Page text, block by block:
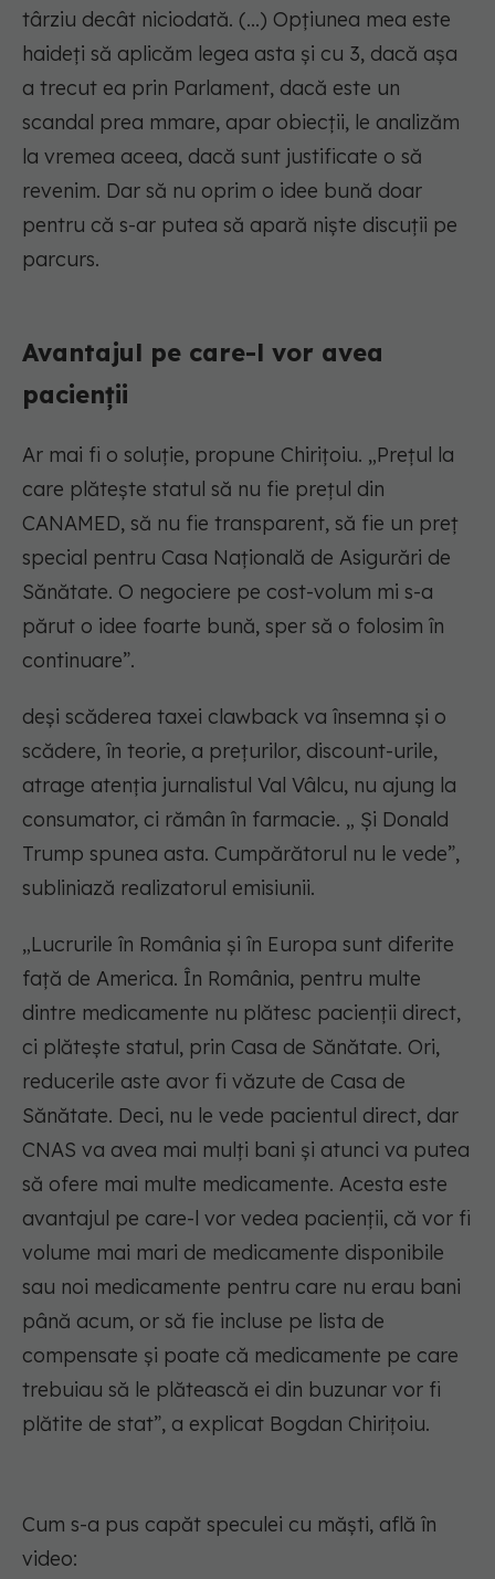
târziu decât niciodată. (...) Opțiunea mea este
haideți să aplicăm legea asta și cu 3, dacă așa
a trecut ea prin Parlament, dacă este un
scandal prea mmare, apar obiecții, le analizăm
la vremea aceea, dacă sunt justificate o să
revenim. Dar să nu oprim o idee bună doar
pentru că s-ar putea să apară niște discuții pe
parcurs.
Avantajul pe care-l vor avea
pacienții
Ar mai fi o soluție, propune Chirițoiu. „Prețul la
care plătește statul să nu fie prețul din
CANAMED, să nu fie transparent, să fie un preț
special pentru Casa Națională de Asigurări de
Sănătate. O negociere pe cost-volum mi s-a
părut o idee foarte bună, sper să o folosim în
continuare”.
deși scăderea taxei clawback va însemna și o
scădere, în teorie, a prețurilor, discount-urile,
atrage atenția jurnalistul Val Vâlcu, nu ajung la
consumator, ci rămân în farmacie. „ Și Donald
Trump spunea asta. Cumpărătorul nu le vede”,
subliniază realizatorul emisiunii.
„Lucrurile în România și în Europa sunt diferite
față de America. În România, pentru multe
dintre medicamente nu plătesc pacienții direct,
ci plătește statul, prin Casa de Sănătate. Ori,
reducerile aste avor fi văzute de Casa de
Sănătate. Deci, nu le vede pacientul direct, dar
CNAS va avea mai mulți bani și atunci va putea
să ofere mai multe medicamente. Acesta este
avantajul pe care-l vor vedea pacienții, că vor fi
volume mai mari de medicamente disponibile
sau noi medicamente pentru care nu erau bani
până acum, or să fie incluse pe lista de
compensate și poate că medicamente pe care
trebuiau să le plătească ei din buzunar vor fi
plătite de stat”, a explicat Bogdan Chirițoiu.
Cum s-a pus capăt speculei cu măști, află în
video: